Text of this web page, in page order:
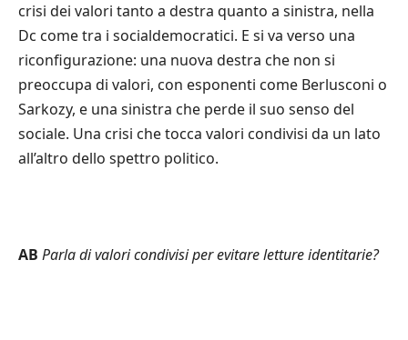
crisi dei valori tanto a destra quanto a sinistra, nella
Dc come tra i socialdemocratici. E si va verso una
riconfigurazione: una nuova destra che non si
preoccupa di valori, con esponenti come Berlusconi o
Sarkozy, e una sinistra che perde il suo senso del
sociale. Una crisi che tocca valori condivisi da un lato
all’altro dello spettro politico.
AB Parla di valori condivisi per evitare letture identitarie?